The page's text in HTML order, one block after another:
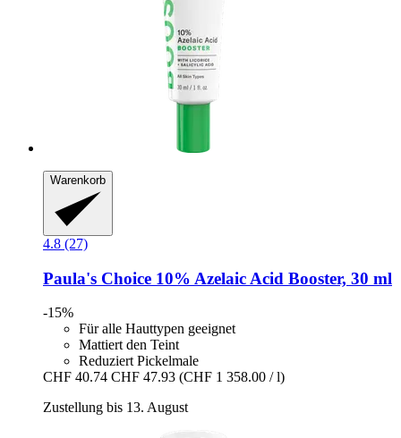
Warenkorb
4.8 (27)
Paula's Choice 10% Azelaic Acid Booster, 30 ml
-15%
Für alle Hauttypen geeignet
Mattiert den Teint
Reduziert Pickelmale
CHF 40.74 CHF 47.93 (CHF 1 358.00 / l)
Zustellung bis 13. August